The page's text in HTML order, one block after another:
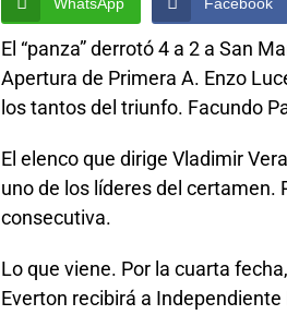
El “panza” derrotó 4 a 2 a San
Apertura de Primera A. Enzo
los tantos del triunfo. Facundo
El elenco que dirige Vladimir
uno de los líderes del certamen.
consecutiva.
Lo que viene. Por la cuarta
Everton recibirá a Independiente